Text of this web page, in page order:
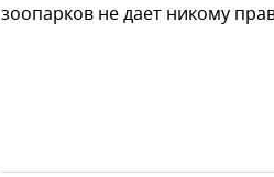
зоопарков не дает никому